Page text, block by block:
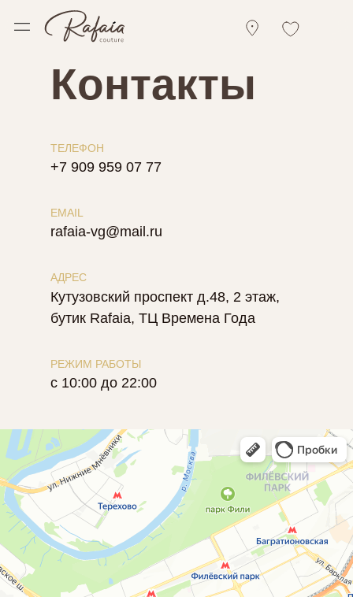
Контакты
EMAIL
rafaia-vg@mail.ru
РЕЖИМ РАБОТЫ
с 10:00 до 22:00
АДРЕС
Кутузовский проспект д.48, 2 этаж,
бутик Rafaia, ТЦ Времена Года
ТЕЛЕФОН
+7 909 959 07 77